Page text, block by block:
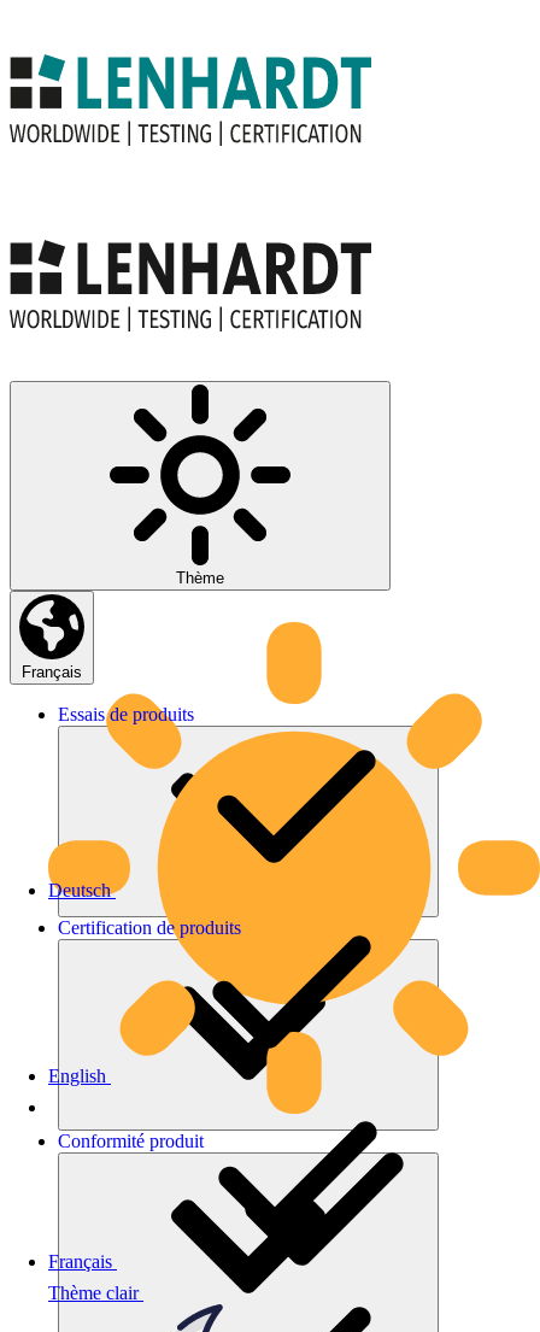
Thème
Thème clair
Français
Deutsch
English
Français
Essais de produits
Certification de produits
Conformité produit